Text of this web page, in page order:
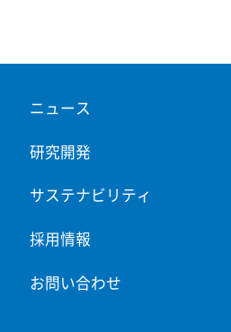
ニュース
研究開発
サステナビリティ
採用情報
お問い合わせ